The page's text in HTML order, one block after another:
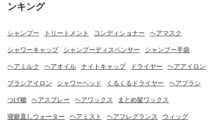
ンキング
シャンプー トリートメント コンディショナー ヘアマスク
シャワーキャップ シャンプーディスペンサー シャンプー手袋
ヘアミルク ヘアオイル ナイトキャップ ドライヤー ヘアアイロン
ブラシアイロン シャワーヘッド くるくるドライヤー ヘアブラシ
つげ櫛 ヘアスプレー ヘアワックス まとめ髪ワックス
寝癖直しウォーター ヘアミスト ヘアフレグランス ウィッグ